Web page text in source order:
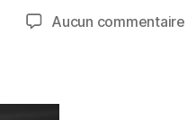
Aucun commentairesur